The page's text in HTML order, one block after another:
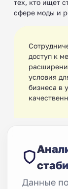
тех, кто ищет
сфере моды и
доступ к
условия
бизнеса в
Данные